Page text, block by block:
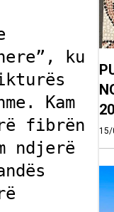
ku
Kam
fibrën
ndjerë
20
15/